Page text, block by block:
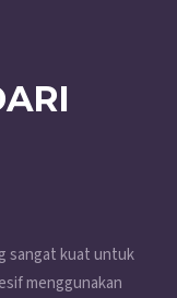
sangat kuat untuk
menggunakan